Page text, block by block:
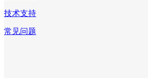
技术支持
常见问题